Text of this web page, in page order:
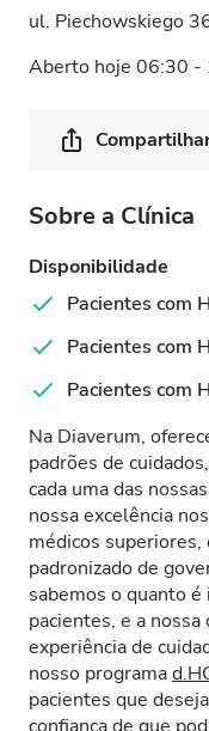
ul. Piechowskiego
Aberto hoje 06:30 -
Sobre a Clínica
Disponibilidade
Pacientes com
Pacientes com
Pacientes com
Na Diaverum,
padrões de
cada uma das
nossa excelência
médicos
padronizado de
sabemos o quanto
pacientes, e a
experiência de
nosso programa
pacientes que